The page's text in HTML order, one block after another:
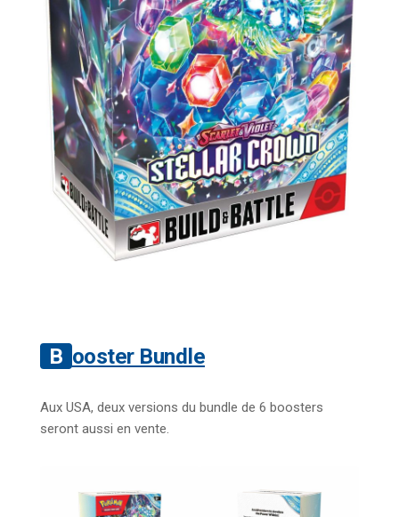
Booster Bundle
Aux USA, deux versions du bundle de 6 boosters
seront aussi en vente.